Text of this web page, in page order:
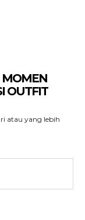
MOMEN
OUTFIT
atau yang lebih